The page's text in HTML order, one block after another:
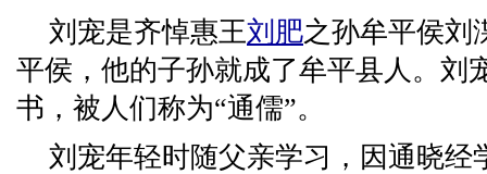
刘宠是齐悼惠王刘肥之孙牟平侯刘
平侯，他的子孙就成了牟平县人。刘
书，被人们称为“通儒”。
刘宠年轻时随父亲学习，因通晓经